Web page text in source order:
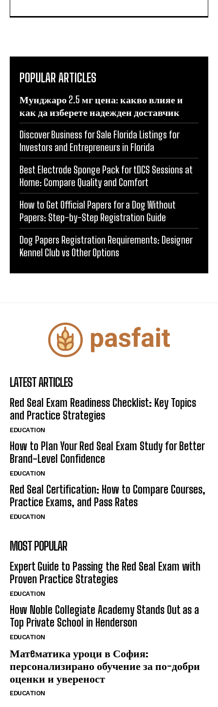
POPULAR ARTICLES
Мунджаро 2.5 мг цена: какво влияе и
как да изберете надежден доставчик
Discover Business for Sale Florida Listings for
Investors and Entrepreneurs in Florida
Best Electrode Sponge Pack for tDCS Sessions at
Home: Compare Quality and Comfort
How to Get Official Papers for a Dog Without
Papers: Step-by-Step Registration Guide
Dog Papers Registration Requirements: Designer
Kennel Club vs Other Options
LATEST ARTICLES
Red Seal Exam Readiness Checklist: Key Topics
and Practice Strategies
EDUCATION
How to Plan Your Red Seal Exam Study for Better
Brand-Level Confidence
EDUCATION
Red Seal Certification: How to Compare Courses,
Practice Exams, and Pass Rates
EDUCATION
MOST POPULAR
Expert Guide to Passing the Red Seal Exam with
Proven Practice Strategies
EDUCATION
How Noble Collegiate Academy Stands Out as a
Top Private School in Henderson
EDUCATION
Матeматика уроци в София:
персонализирано обучение за по-добри
оценки и увереност
EDUCATION